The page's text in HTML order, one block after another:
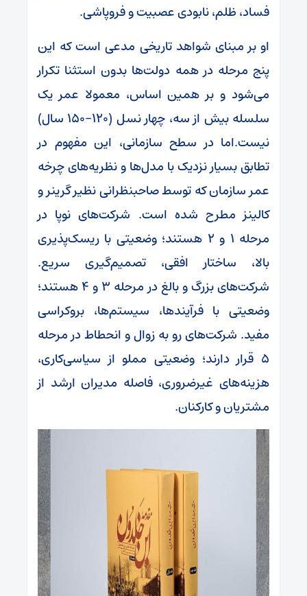
فساد، ظلم، نابودی عصبیت و فروپاشی.
او بر مبنای شواهد تاریخی مدعی است که این
پنج مرحله در همه دولت‌ها بدون استثنا تکرار
می‌شود و بر همین اساس، معمولا عمر یک
سلسله بیش از سه، چهار نسل (۱۲۰-۱۵۰ سال)
نیست.اما در سطح سازمانی، این مفهوم در
تطابق بسیار نزدیک با مدل‌ها و نظریه‌های چرخه
عمر سازمان که توسط صاحبنظرانی نظیر گرینر و
کالینز مطرح شده است. شرکت‌های نوپا در
مرحله ۱ و ۲ هستند؛ وضعیتی با ریسک‌پذیری
بالا، ساختار افقی، تصمیم‌گیری سریع.
شرکت‌های بزرگ و بالغ در مرحله ۳ و ۴ هستند؛
وضعیتی با فرآیندها، سیستم‌ها، بروکراسی
مفید. شرکت‌های رو به زوال و انحطاط در مرحله
۵ قرار دارند؛ وضعیتی مملو از سیاسی‌کاری،
هزینه‌های غیرضروری، فاصله مدیران ارشد از
مشتریان و کارکنان.